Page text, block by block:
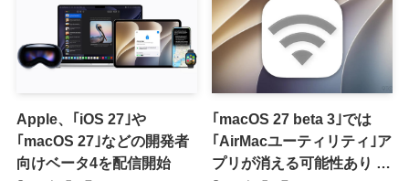
Apple、｢iOS 27｣や
｢macOS 27｣などの開発者
向けベータ4を配信開始
｢macOS 27 beta 3｣では
｢AirMacユーティリティ｣ア
プリが消える可能性あり ｰ